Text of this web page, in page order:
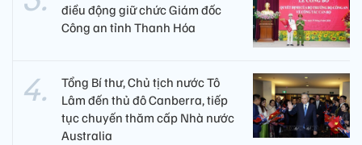
điều động giữ chức Giám đốc
Công an tỉnh Thanh Hóa
Tổng Bí thư, Chủ tịch nước Tô
Lâm đến thủ đô Canberra, tiếp
tục chuyến thăm cấp Nhà nước
Australia